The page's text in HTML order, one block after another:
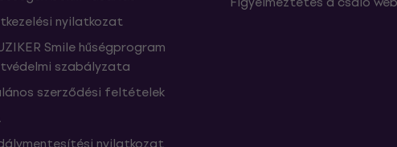
nyilatkozat
Smile hűségprogram
szabályzata
szerződési feltételek